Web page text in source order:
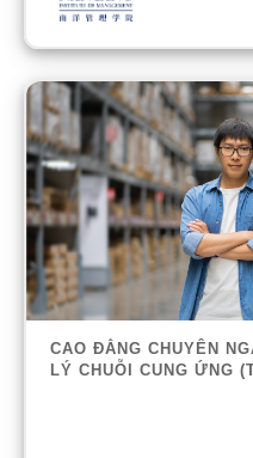
CAO ĐẲNG CHUYÊN
LÝ CHUỖI CUNG ỨNG